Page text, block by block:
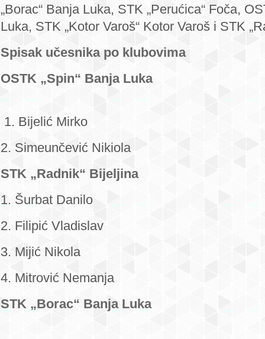
„Borac“ Banja Luka, STK „Perućica“ Foča,
Luka, STK „Kotor Varoš“ Kotor Varoš i STK
Spisak učesnika po klubovima
OSTK „Spin“
1. Bijelić Mirko
2. Simeunčević Nikiola
STK „Radnik“ Bijeljina
1. Šurbat Danilo
2. Filipić Vladislav
3. Mijić Nikola
4. Mitrović Nemanja
STK „Borac“ Banja Luka